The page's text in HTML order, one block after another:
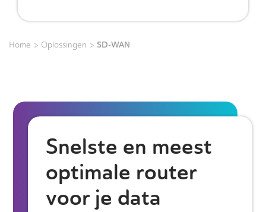
Home > Oplossingen > SD-WAN
Snelste en meest
optimale router
voor je data